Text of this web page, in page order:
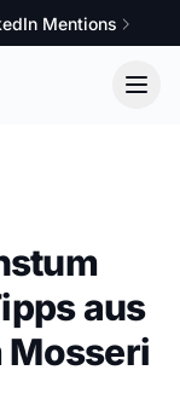
Mentions
aus
Mosseri